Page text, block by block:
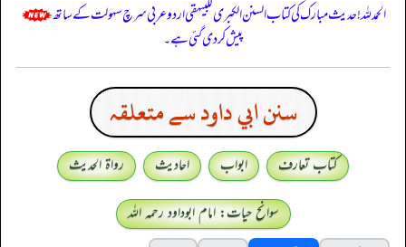
الحمدللہ! حدیث مبارک کی کتاب السنن الكبرى للبيهقي اردو عربی سرچ سہولت کے ساتھ
پیش کر دی گئی ہے۔
سنن ابي داود سے متعلقہ
کتاب تعارف ابواب احادیث
رواۃ الحدیث
سوانح حیات: امام ابوداود رحمہ اللہ